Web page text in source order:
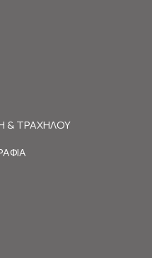
& ΤΡΑΧΗΛΟΥ